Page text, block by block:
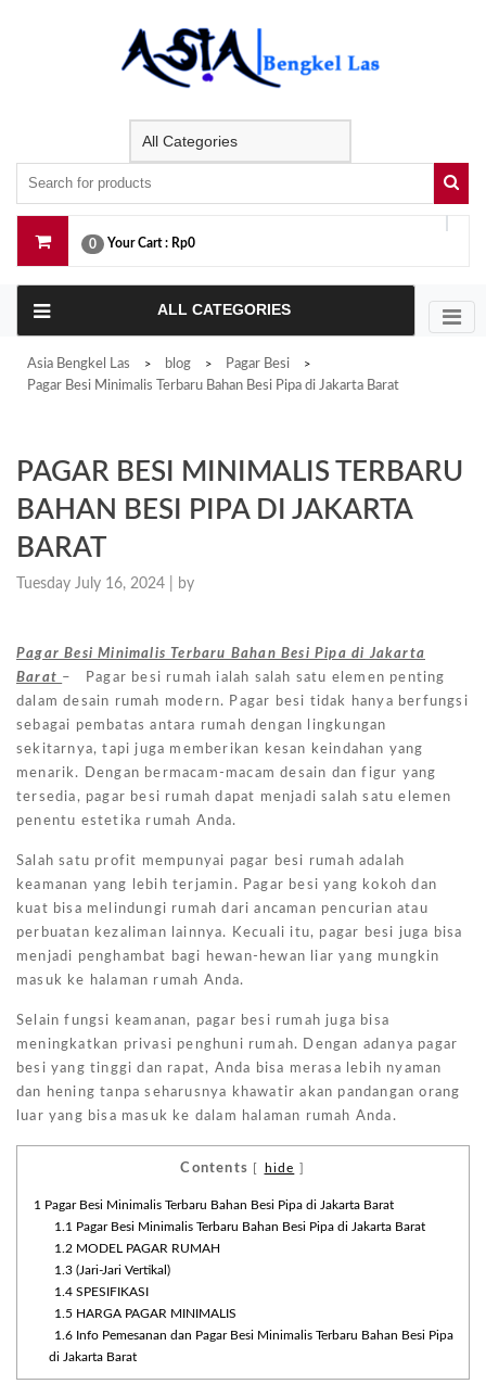
0 Your Cart : Rp0
ALL CATEGORIES
Asia Bengkel Las > blog > Pagar Besi >
Pagar Besi Minimalis Terbaru Bahan Besi Pipa di Jakarta Barat
PAGAR BESI MINIMALIS TERBARU
BAHAN BESI PIPA DI JAKARTA
BARAT
Tuesday July 16, 2024 | by
Pagar Besi Minimalis Terbaru Bahan Besi Pipa di Jakarta
Barat – Pagar besi rumah ialah salah satu elemen penting
dalam desain rumah modern. Pagar besi tidak hanya berfungsi
sebagai pembatas antara rumah dengan lingkungan
sekitarnya, tapi juga memberikan kesan keindahan yang
menarik. Dengan bermacam-macam desain dan figur yang
tersedia, pagar besi rumah dapat menjadi salah satu elemen
penentu estetika rumah Anda.
Salah satu profit mempunyai pagar besi rumah adalah
keamanan yang lebih terjamin. Pagar besi yang kokoh dan
kuat bisa melindungi rumah dari ancaman pencurian atau
perbuatan kezaliman lainnya. Kecuali itu, pagar besi juga bisa
menjadi penghambat bagi hewan-hewan liar yang mungkin
masuk ke halaman rumah Anda.
Selain fungsi keamanan, pagar besi rumah juga bisa
meningkatkan privasi penghuni rumah. Dengan adanya pagar
besi yang tinggi dan rapat, Anda bisa merasa lebih nyaman
dan hening tanpa seharusnya khawatir akan pandangan orang
luar yang bisa masuk ke dalam halaman rumah Anda.
Contents hide
1
Pagar Besi Minimalis Terbaru Bahan Besi Pipa di Jakarta Barat
1.1
Pagar Besi Minimalis Terbaru Bahan Besi Pipa di Jakarta Barat
1.2 MODEL PAGAR RUMAH
1.3(Jari-Jari Vertikal)
1.4SPESIFIKASI
1.5 HARGA PAGAR MINIMALIS
1.6Info Pemesanan dan Pagar Besi Minimalis Terbaru Bahan Besi Pipa
di Jakarta Barat